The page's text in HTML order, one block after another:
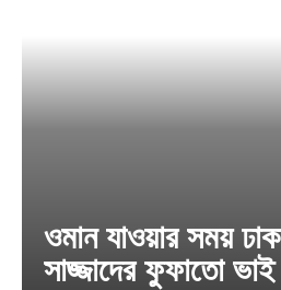
ওমান যাওয়ার সময়
সাজ্জাদের ফুফাতো